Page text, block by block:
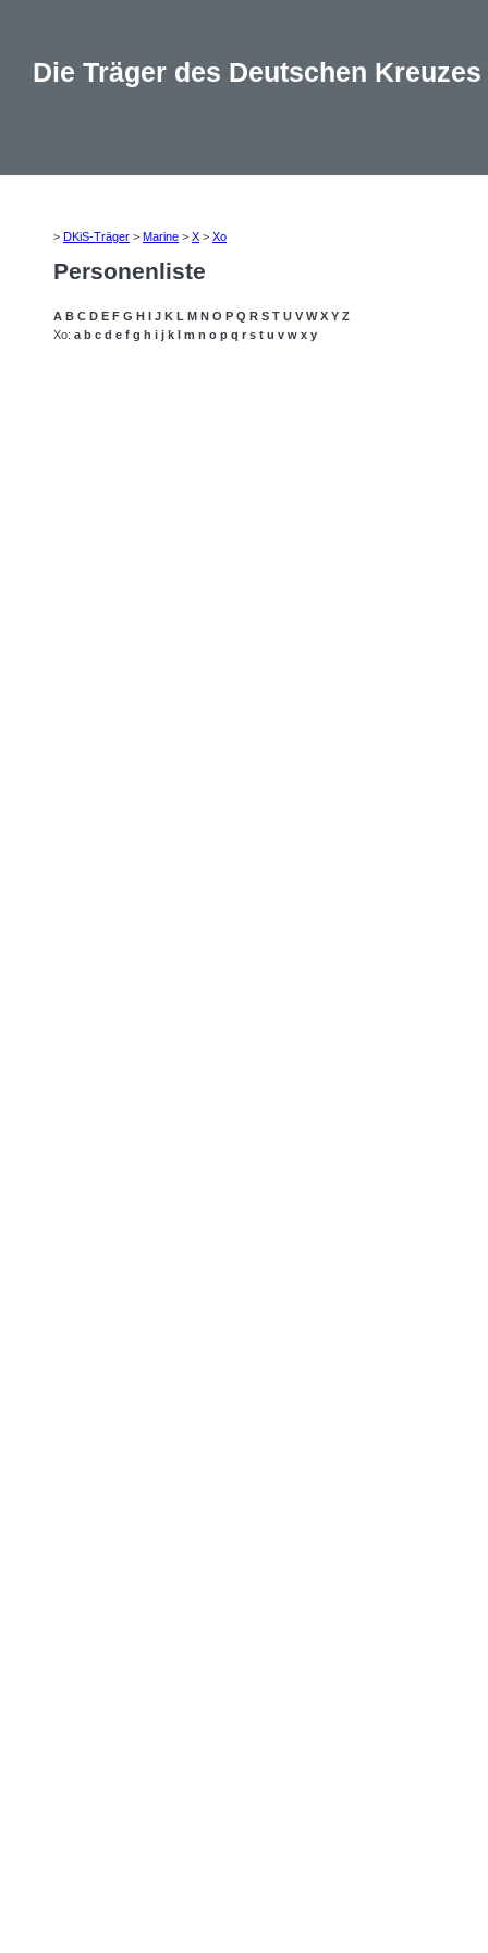
Die Träger des Deutschen Kreuzes
> DKiS-Träger > Marine > X > Xo
Personenliste
A B C D E F G H I J K L M N O P Q R S T U V W X Y Z
Xo: a b c d e f g h i j k l m n o p q r s t u v w x y